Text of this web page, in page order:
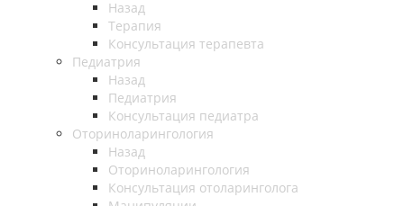
Назад
Терапия
Консультация терапевта
Педиатрия
Назад
Педиатрия
Консультация педиатра
Оториноларингология
Назад
Оториноларингология
Консультация отоларинголога